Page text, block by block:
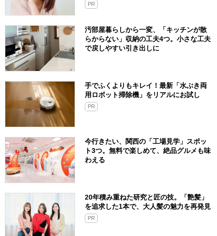
PR
汚部屋暮らしから一変、「キッチンが散
らからない」収納の工夫4つ。小さな工夫
で戻しやすい引き出しに
手でふくよりもキレイ！最新「水ぶき両
用ロボット掃除機」をリアルにお試し
PR
今行きたい、関西の「工場見学」スポッ
ト3つ。無料で楽しめて、絶品グルメも味
わえる
20年積み重ねた研究と匠の技。「艶髪」
を追求した1本で、大人髪の魅力を再発見
PR